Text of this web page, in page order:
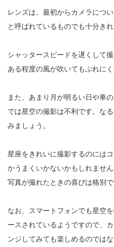
レンズは、最初からカメラにつ
と呼ばれているものでも十分き
シャッタースピードを遅くして
ある程度の風が吹いてもぶれに
また、あまり月が明るい日や車
では星空の撮影は不利です。な
みましょう。
星座をきれいに撮影するのには
かうまくいかないかもしれませ
写真が撮れたときの喜びは格別で
なお、スマートフォンでも星空
ースされているようですので、
ンジしてみても楽しめるのではな